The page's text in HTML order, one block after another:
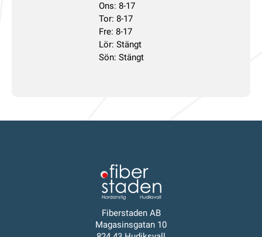
Ons: 8-17
Tor: 8-17
Fre: 8-17
Lör: Stängt
Sön: Stängt
Fiberstaden AB
Magasinsgatan 10